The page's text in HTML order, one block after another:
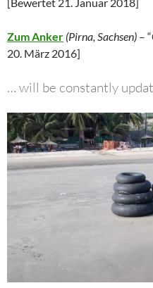
Zum Anker (Pirna, Sachsen) –
20. März 2016]
… will be constantly